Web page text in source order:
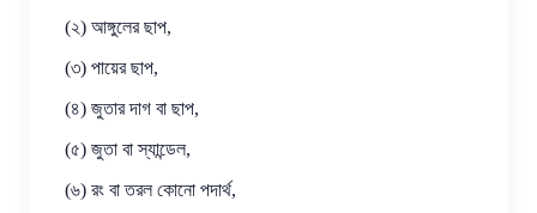
(২) আঙ্গুলের ছাপ,
(৩) পায়ের ছাপ,
(৪) জুতার দাগ বা ছাপ,
(৫) জুতা বা স্যান্ডেল,
(৬) রং বা তরল কোনো পদার্থ,